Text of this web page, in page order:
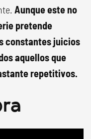
Aunque este no
pretende
constantes juicios
aquellos que
repetitivos.